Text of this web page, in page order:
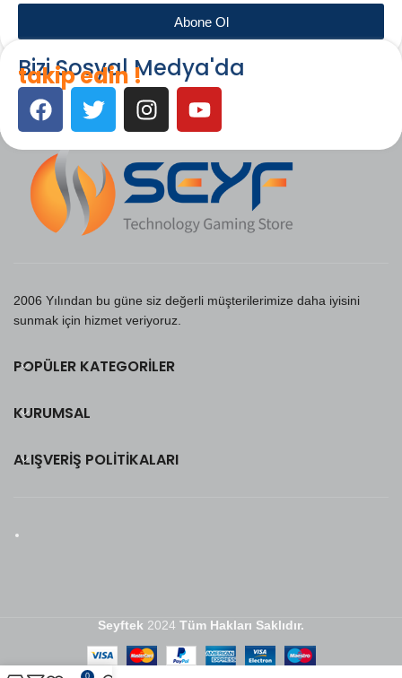
Abone Ol
Bizi Sosyal Medya'da
takip edin !
2006 Yılından bu güne siz değerli müşterilerimize daha iyisini
sunmak için hizmet veriyoruz.
POPÜLER KATEGORILER
KURUMSAL
ALIŞVERIŞ POLITIKALARI
Seyftek 2024 Tüm Hakları Saklıdır.
0